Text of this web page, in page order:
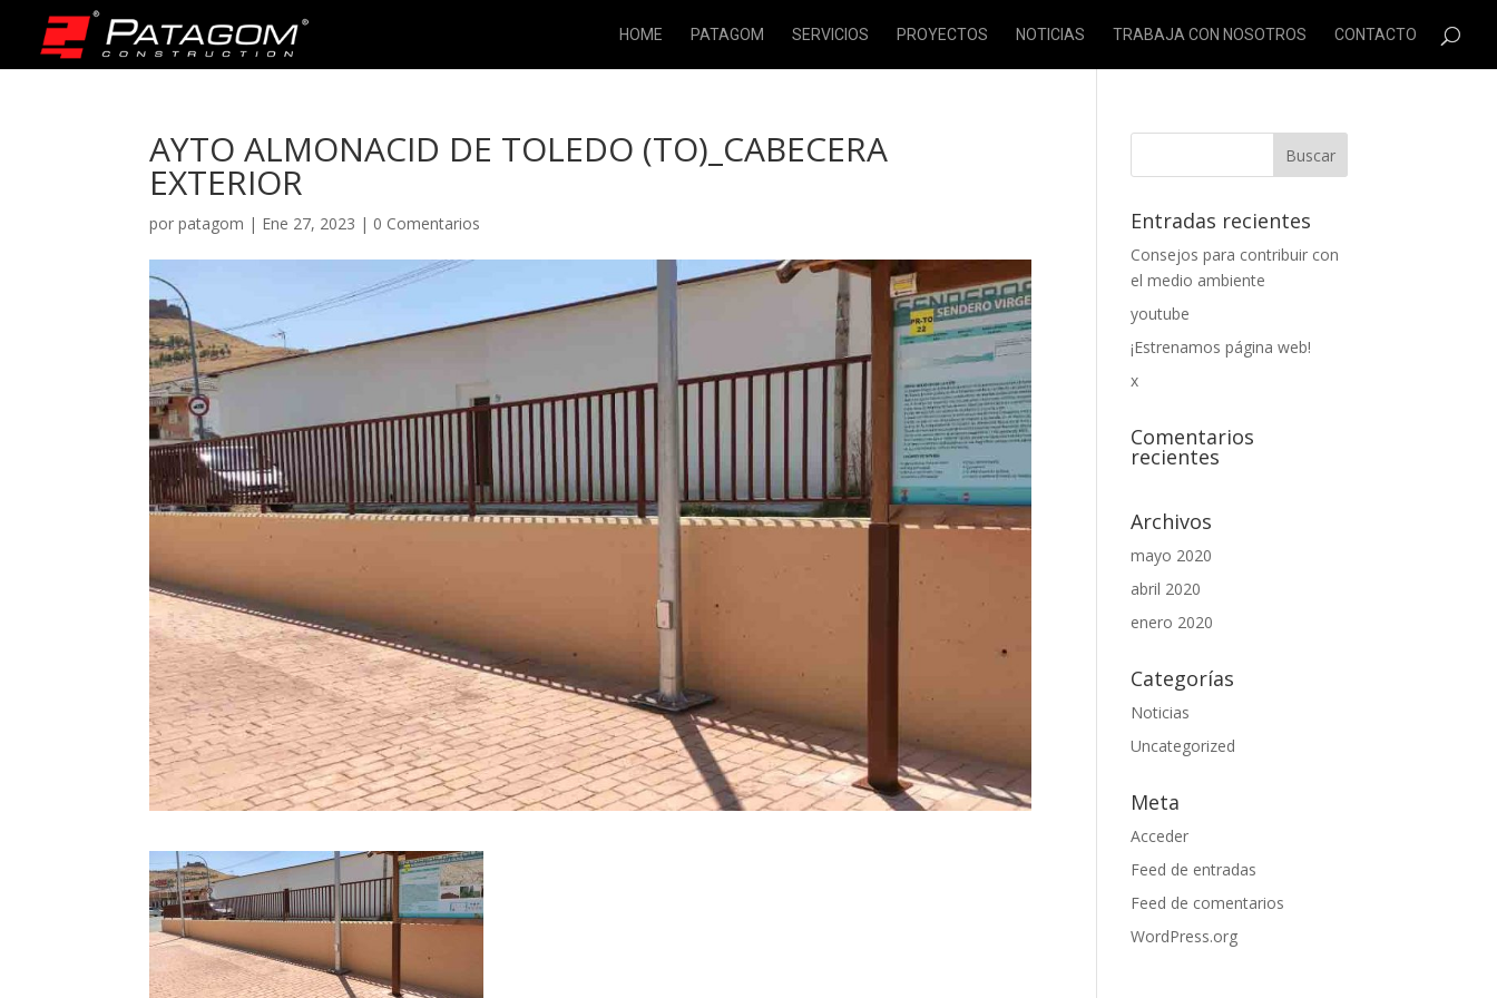
HOME PATAGOM SERVICIOS PROYECTOS NOTICIAS TRABAJA CON NOSOTROS CONTACTO
AYTO ALMONACID DE TOLEDO (TO)_CABECERA
EXTERIOR
porpatagom | Ene 27, 2023 | 0 Comentarios Entradas recientes
Consejos para contribuir con
el medio ambiente
youtube
¡Estrenamos página web!
x
Comentarios
recientes
Archivos
mayo 2020
abril 2020
enero 2020
Categorías
Noticias
Uncategorized
Meta
Acceder
Feed de entradas
Feed de comentarios
WordPress.org